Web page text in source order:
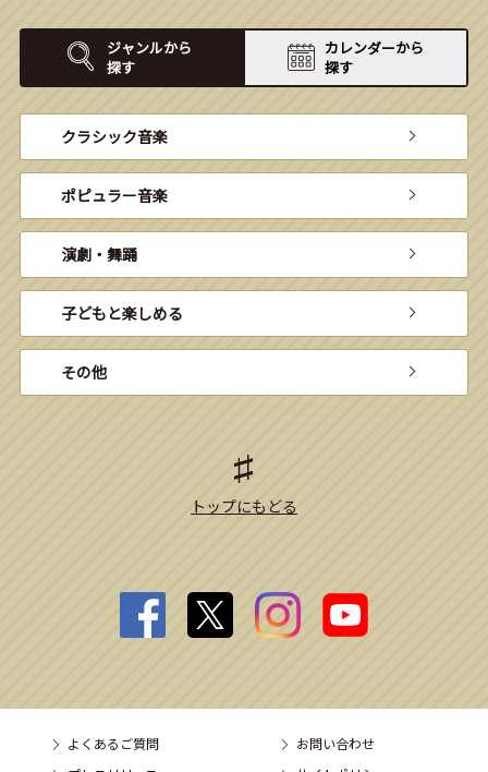
ジャンルから
探す
カレンダーから
探す
クラシック音楽
ポピュラー音楽
演劇・舞踊
子どもと楽しめる
その他
トップにもどる
よくあるご質問
お問い合わせ